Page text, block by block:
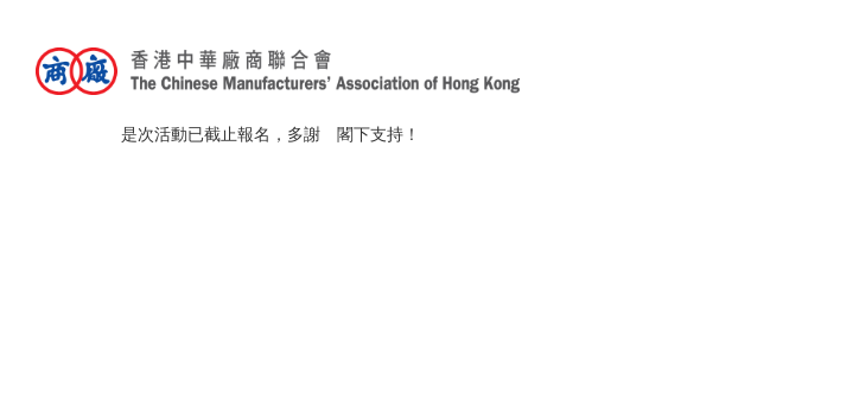
「勞工法例及僱傭實務2025」證書課程活動登記
是次活動已截止報名，多謝 閣下支持！